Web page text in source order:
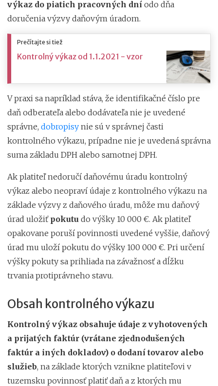
výkaz do piatich pracovných dní odo dňa
doručenia výzvy daňovým úradom.
Prečítajte si tiež
Kontrolný výkaz od 1.1.2021 - vzor
V praxi sa napríklad stáva, že identifikačné číslo pre
daň odberateľa alebo dodávateľa nie je uvedené
správne, dobropisy nie sú v správnej časti
kontrolného výkazu, prípadne nie je uvedená správna
suma základu DPH alebo samotnej DPH.
Ak platiteľ nedoručí daňovému úradu kontrolný
výkaz alebo neopraví údaje z kontrolného výkazu na
základe výzvy z daňového úradu, môže mu daňový
úrad uložiť pokutu do výšky 10 000 €. Ak platiteľ
opakovane poruší povinnosti uvedené vyššie, daňový
úrad mu uloží pokutu do výšky 100 000 €. Pri určení
výšky pokuty sa prihliada na závažnosť a dĺžku
trvania protiprávneho stavu.
Obsah kontrolného výkazu
Kontrolný výkaz obsahuje údaje z vyhotovených
a prijatých faktúr (vrátane zjednodušených
faktúr a iných dokladov) o dodaní tovarov alebo
služieb, na základe ktorých vznikne platiteľovi v
tuzemsku povinnosť platiť daň a z ktorých mu